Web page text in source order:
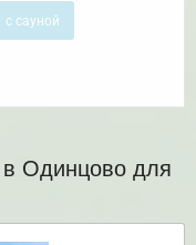
с сауной
Одинцово для